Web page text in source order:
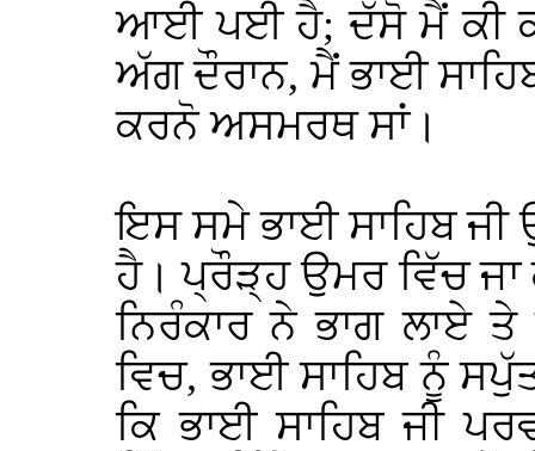
ਆਈ ਪਈ ਹੈ; ਦੱਸੋ ਮੈਂ ਕੀ
ਅੱਗ ਦੌਰਾਨ, ਮੈਂ ਭਾਈ
ਕਰਨੋ ਅਸਮਰਥ ਸਾਂ।
ਇਸ ਸਮੇ ਭਾਈ ਸਾਹਿਬ ਜੀ
ਹੈ। ਪ੍ਰੌੜ੍ਹ ਉਮਰ ਵਿੱਚ ਜਾ
ਨਿਰੰਕਾਰ ਨੇ ਭਾਗ ਲਾਏ
ਵਿਚ, ਭਾਈ ਸਾਹਿਬ ਨੂੰ
ਕਿ ਭਾਈ ਸਾਹਿਬ ਜੀ